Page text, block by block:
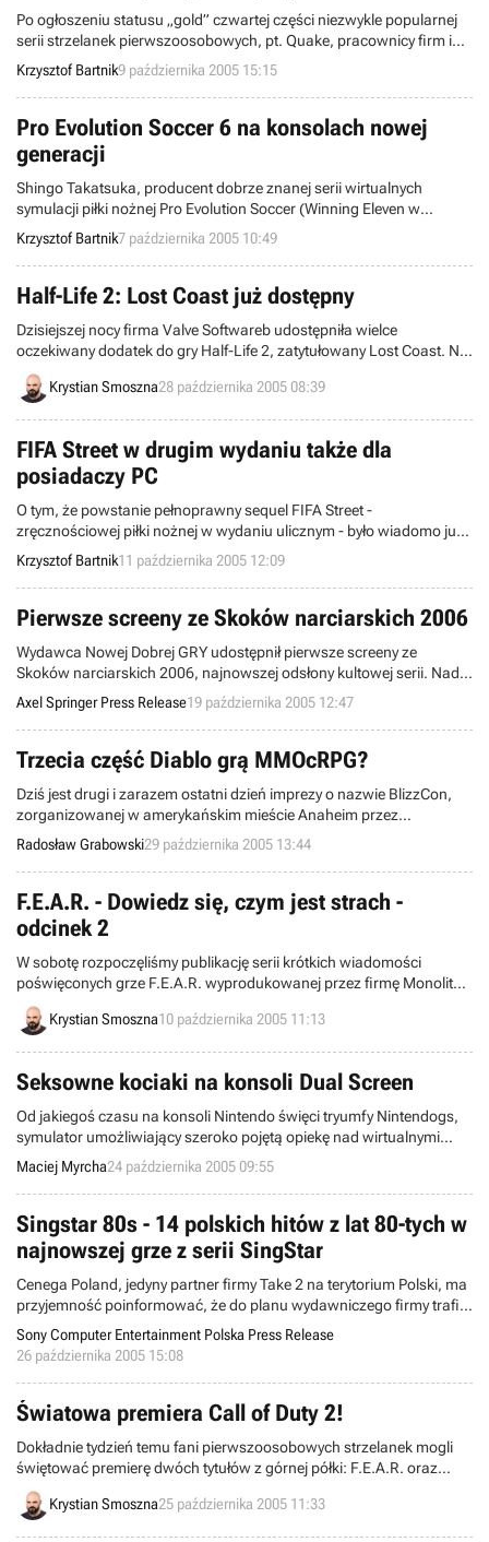
Po ogłoszeniu statusu „gold” czwartej części niezwykle popularnej
serii strzelanek pierwszoosobowych, pt. Quake, pracownicy firm id
Software, Raven Software oraz Activision postanowili odświeżyć
oficjalną stronę internetową tejże produkcji. Do tej pory niewiele
mogliśmy bowiem na niej znaleźć.
Krzysztof Bartnik9 października 2005 15:15
Pro Evolution Soccer 6 na konsolach nowej
generacji
Shingo Takatsuka, producent dobrze znanej serii wirtualnych
symulacji piłki nożnej Pro Evolution Soccer (Winning Eleven w
Japonii), zapowiedział, że kolejna odsłona tego cyklu pojawi się w
wersji na konsolę Xbox 360 w końcówce 2006 roku. To potwierdza
dotychczasowe plotki o tym, jakoby PES6 miał się ukazać już na
platformach następnej generacji.
Krzysztof Bartnik7 października 2005 10:49
Half-Life 2: Lost Coast już dostępny
Dzisiejszej nocy firma Valve Softwareb udostępniła wielce
oczekiwany dodatek do gry Half-Life 2, zatytułowany Lost Coast. Nie
chodzi tu o pełnoprawne rozszerzenie historii opowiedzianej w
ubiegłorocznym hicie (ono nazywa się Aftermath), ale dodatkowy
Krystian Smoszna28 października 2005 08:39
FIFA Street w drugim wydaniu także dla
posiadaczy PC
O tym, że powstanie pełnoprawny sequel FIFA Street -
zręcznościowej piłki nożnej w wydaniu ulicznym - było wiadomo już
od ukończenia pierwszej części gry. Dopiero wczoraj przedstawiciele
Electronic Arts oficjalnie podali garść informacji odnośnie „dwójki”, z
czego chyba najważniejszą wydaje się być fakt przygotowywania
wydania na komputery PC.
Krzysztof Bartnik11 października 2005 12:09
Pierwsze screeny ze Skoków narciarskich 2006
Wydawca Nowej Dobrej GRY udostępnił pierwsze screeny ze
Skoków narciarskich 2006, najnowszej odsłony kultowej serii. Nad
grą pracuje w tym roku firma Metropolis Software, doświadczeni
autorzy gier z serii Gorky.
Axel Springer Press Release19 października 2005 12:47
Trzecia część Diablo grą MMOcRPG?
Dziś jest drugi i zarazem ostatni dzień imprezy o nazwie BlizzCon,
zorganizowanej w amerykańskim mieście Anaheim przez
korporację Blizzard Entertainment. Ludzie z owej firmy oficjalnie
zapowiedzieli przy niniejszej okazji pierwsze rozszerzenie World of
Warcraft, noszące podtytuł The Burning Crusade. Zakulisowo mówi
się, iż szykowana jest jeszcze co najmniej jedna niespodzianka.
Radosław Grabowski29 października 2005 13:44
F.E.A.R. - Dowiedz się, czym jest strach -
odcinek 2
W sobotę rozpoczęliśmy publikację serii krótkich wiadomości
poświęconych grze F.E.A.R. wyprodukowanej przez firmę Monolith
Productions. W pierwszym odcinku pozwoliliśmy sobie na krótką
opowieść o rozterkach ostatniego członka jednostki specjalnej, który
bohaterów gry.
Krystian Smoszna10 października 2005 11:13
Seksowne kociaki na konsoli Dual Screen
Od jakiegoś czasu na konsoli Nintendo święci tryumfy Nintendogs,
symulator umożliwiający szeroko pojętą opiekę nad wirtualnymi
psiakami. "A co z kociakami?" zawrzeli świętym oburzeniem ich
miłośnicy. Nie martwcie się, już niedługo Wasza konsolka otrzyma ...
Nintengirls:)
Maciej Myrcha24 października 2005 09:55
Singstar 80s - 14 polskich hitów z lat 80-tych w
najnowszej grze z serii SingStar
Cenega Poland, jedyny partner firmy Take 2 na terytorium Polski, ma
przyjemność poinformować, że do planu wydawniczego firmy trafiło
pięć pozycji z katalogu 2K Games - oddziału tego zachodniego
wydawcy.
Sony Computer Entertainment Polska Press Release
26 października 2005 15:08
Światowa premiera Call of Duty 2!
Dokładnie tydzień temu fani pierwszoosobowych strzelanek mogli
świętować premierę dwóch tytułów z górnej półki: F.E.A.R. oraz
Quake 4. Do powyższego grona kandydatów o miano najlepszej gry
tego typu dołączył dziś kolejny program. Proszę Państwa, Call of
Krystian Smoszna25 października 2005 11:33